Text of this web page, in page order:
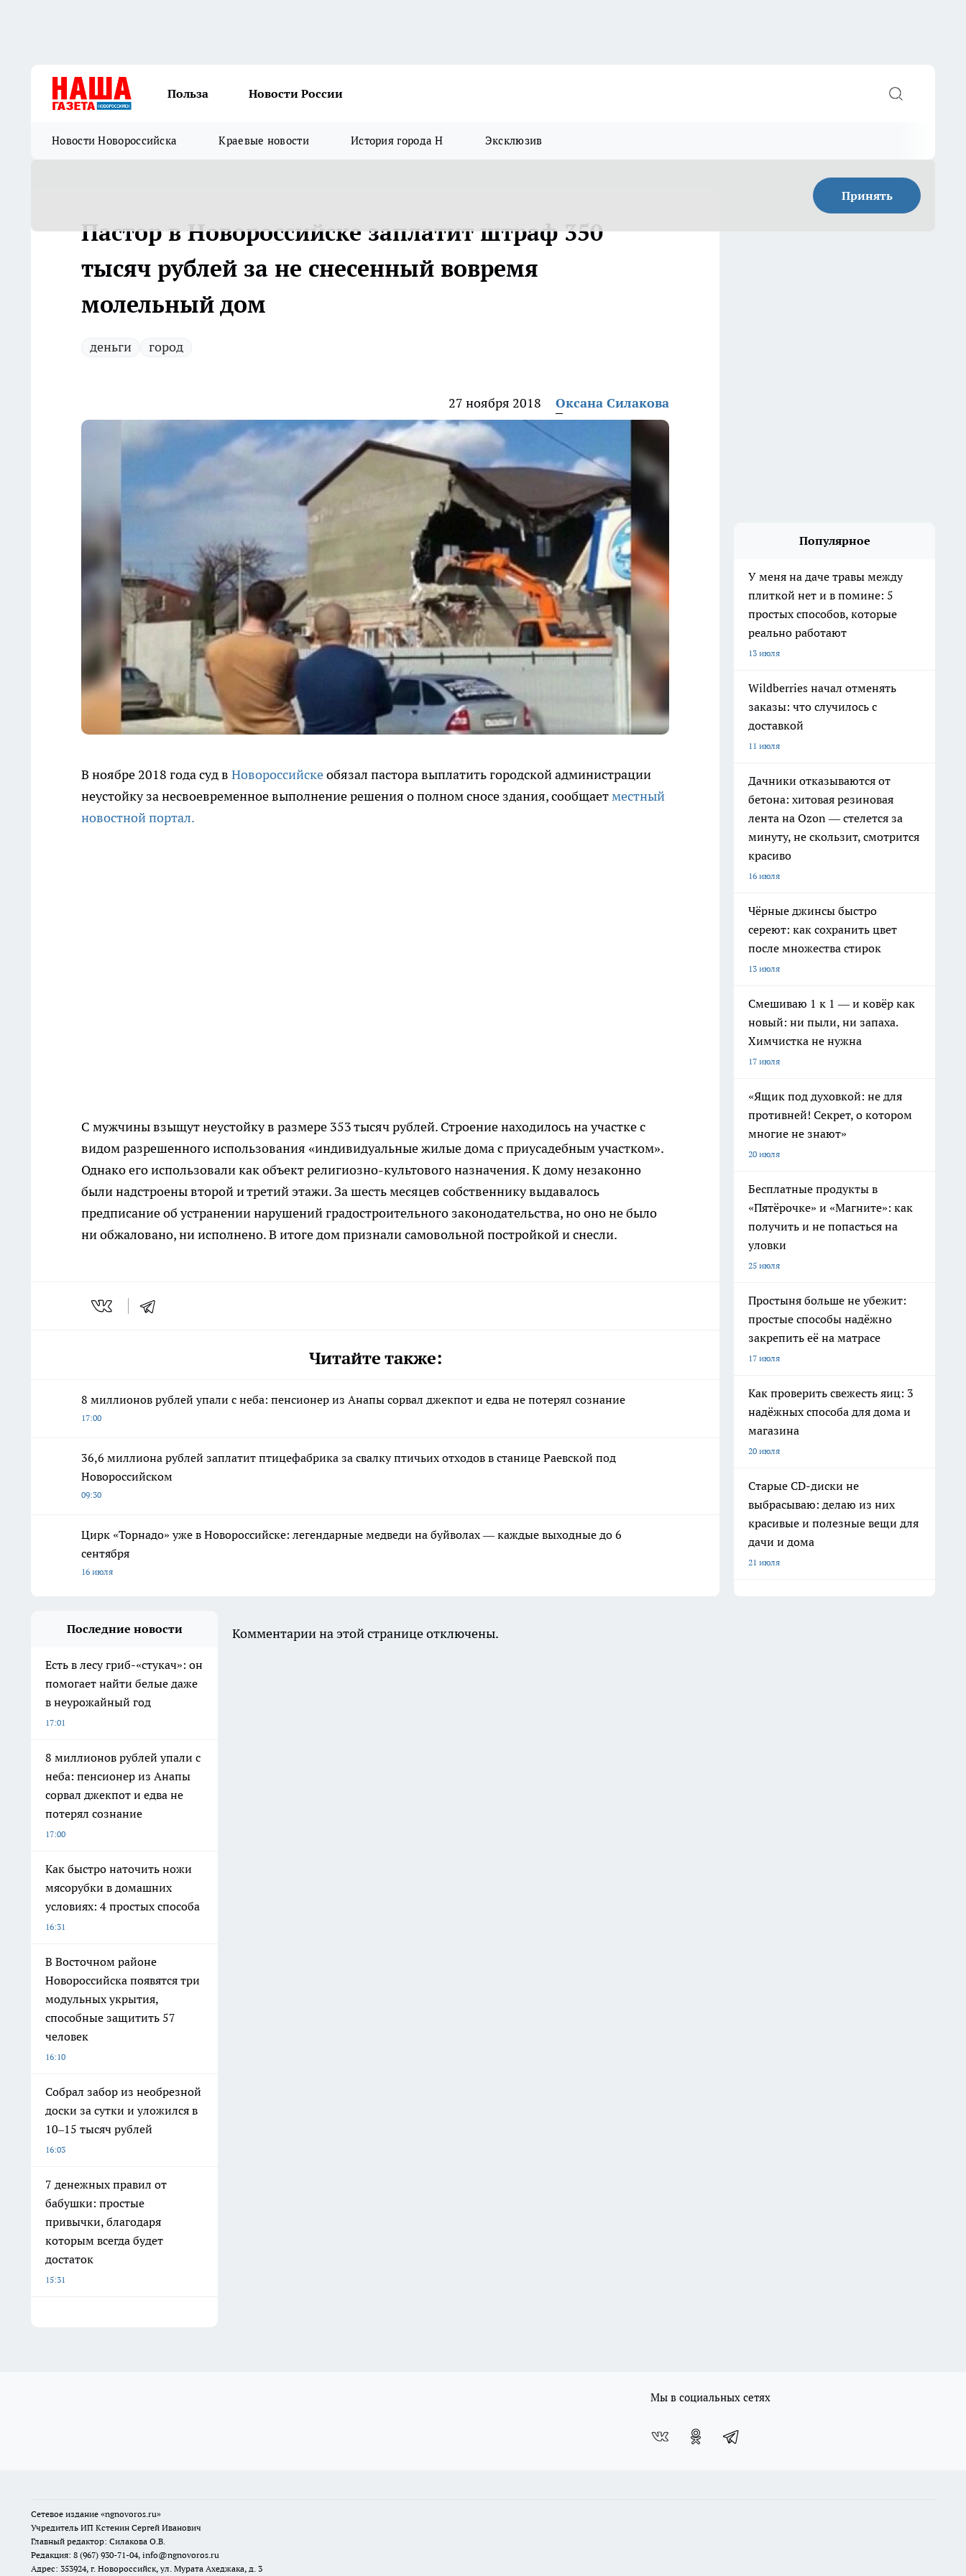
Польза Новости России
Новости Новороссийска Краевые новости История города Н Эксклюзив
Принять
Пастор в Новороссийске заплатит штраф 350
тысяч рублей за не снесенный вовремя
молельный дом
деньги город
27 ноября 2018 Оксана Силакова
В ноябре 2018 года суд в Новороссийскеобязал пастора выплатить городской администрации
неустойку за несвоевременное выполнение решения о полном сносе здания, сообщаетместный
новостной портал.
С мужчины взыщут неустойку в размере 353 тысяч рублей. Строение находилось на участке с
видом разрешенного использования «индивидуальные жилые дома с приусадебным участком».
Однако его использовали как объект религиозно-культового назначения. К дому незаконно
были надстроены второй и третий этажи. За шесть месяцев собственнику выдавалось
предписание об устранении нарушений градостроительного законодательства, но оно не было
ни обжаловано, ни исполнено. В итоге дом признали самовольной постройкой и снесли.
Читайте также:
8 миллионов рублей упали с неба: пенсионер из Анапы сорвал джекпот и едва не потерял сознание
17:00
36,6 миллиона рублей заплатит птицефабрика за свалку птичьих отходов в станице Раевской под
Новороссийском
09:30
Цирк «Торнадо» уже в Новороссийске: легендарные медведи на буйволах — каждые выходные до 6
сентября
16 июля
Популярное
У меня на даче травы между
плиткой нет и в помине: 5
простых способов, которые
реально работают
13 июля
Wildberries начал отменять
заказы: что случилось с
доставкой
11 июля
Дачники отказываются от
бетона: хитовая резиновая
лента на Ozon — стелется за
минуту, не скользит, смотрится
красиво
16 июля
Чёрные джинсы быстро
сереют: как сохранить цвет
после множества стирок
13 июля
Смешиваю 1 к 1 — и ковёр как
новый: ни пыли, ни запаха.
Химчистка не нужна
17 июля
«Ящик под духовкой: не для
противней! Секрет, о котором
многие не знают»
20 июля
Бесплатные продукты в
«Пятёрочке» и «Магните»: как
получить и не попасться на
уловки
25 июля
Простыня больше не убежит:
простые способы надёжно
закрепить её на матрасе
17 июля
Как проверить свежесть яиц: 3
надёжных способа для дома и
магазина
20 июля
Старые CD-диски не
выбрасываю: делаю из них
красивые и полезные вещи для
дачи и дома
21 июля
Последние новости
Есть в лесу гриб-«стукач»: он
помогает найти белые даже
в неурожайный год
17:01
8 миллионов рублей упали с
неба: пенсионер из Анапы
сорвал джекпот и едва не
потерял сознание
17:00
Как быстро наточить ножи
мясорубки в домашних
условиях: 4 простых способа
16:31
В Восточном районе
Новороссийска появятся три
модульных укрытия,
способные защитить 57
человек
16:10
Собрал забор из необрезной
доски за сутки и уложился в
10–15 тысяч рублей
16:03
7 денежных правил от
бабушки: простые
привычки, благодаря
которым всегда будет
достаток
15:31
Комментарии на этой странице отключены.
Мы в социальных сетях
Сетевое издание «ngnovoros.ru»
Учредитель ИП Кстенин Сергей Иванович
Главный редактор: Силакова О.В.
Редакция: 8 (967) 930-71-04, info@ngnovoros.ru
Адрес: 353924, г. Новороссийск, ул. Мурата Ахеджака, д. 3